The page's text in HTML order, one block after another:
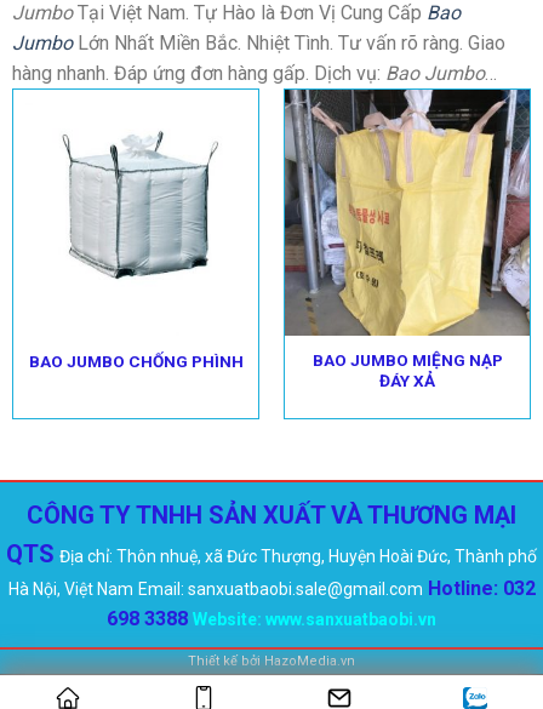
JumboTại Việt Nam. Tự Hào là Đơn Vị Cung Cấp Bao
JumboLớn Nhất Miền Bắc. Nhiệt Tình. Tư vấn rõ ràng. Giao
hàng nhanh. Đáp ứng đơn hàng gấp. Dịch vụ: Bao Jumbo…
BAO JUMBO CHỐNG PHÌNH
BAO JUMBO MIỆNG NẠP
ĐÁY XẢ
CÔNG TY TNHH SẢN XUẤT VÀ THƯƠNG MẠI
QTS Địa chỉ: Thôn nhuệ, xã Đức Thượng, Huyện Hoài Đức, Thành phố
Hà Nội, Việt Nam Email: sanxuatbaobi.sale@gmail.com Hotline: 032
698 3388 Website: www.sanxuatbaobi.vn
Thiết kế bởiHazoMedia.vn